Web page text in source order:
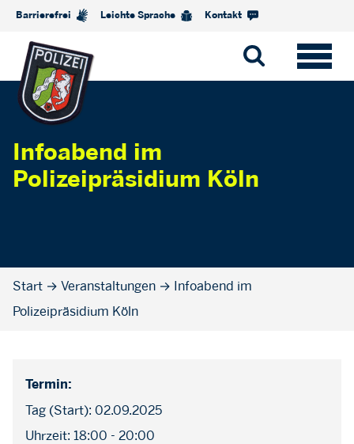
Barrierefrei Leichte Sprache Kontakt
Infoabend im
Polizeipräsidium Köln
Start → Veranstaltungen → Infoabend im
Polizeipräsidium Köln
Termin:
Tag (Start): 02.09.2025
Uhrzeit: 18:00 - 20:00